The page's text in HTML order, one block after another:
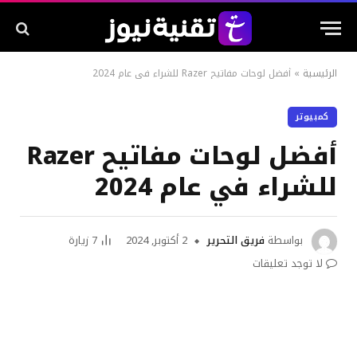
الرئيسية » أفضل لوحات مفاتيح Razer للشراء في عام 2024
كمبيوتر
أفضل لوحات مفاتيح Razer
للشراء في عام 2024
بواسطة فريق التحرير 2 أكتوبر, 2024 7 زيارة
لا توجد تعليقات